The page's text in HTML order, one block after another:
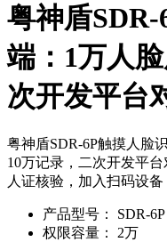
粤神盾
端：1万人
次开发平台
粤神盾SDR-6P触摸人脸
10万记录，二次开发平
人证核验，加入扫码设
产品型号：
SDR-6P
权限容量：
2万